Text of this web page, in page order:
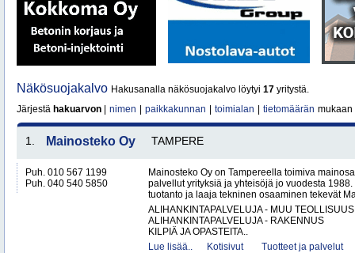
Näkösuojakalvo Hakusanalla näkösuojakalvo löytyi 17 yritystä.
Järjestä hakuarvon nimen paikkakunnan toimialan tietomäärän mukaan
1. Mainosteko Oy TAMPERE
Puh. 010 567 1199
Puh. 040 540 5850
Mainosteko Oy on Tampereella toimiva
palvellut yrityksiä ja yhteisöjä jo vuodesta
tuotanto ja laaja tekninen osaaminen tekevät
ALIHANKINTAPALVELUJA - MUU TEOLLISUUS
ALIHANKINTAPALVELUJA - RAKENNUS
KILPIÄ JA OPASTEITA..
Lue lisää..
Kotisivut Tuotteet ja palvelut